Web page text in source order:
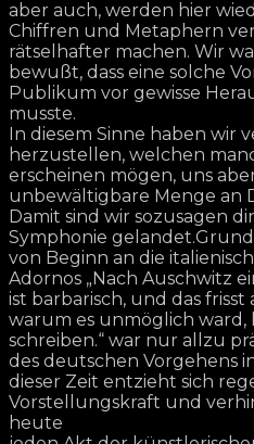
aber auch, werden hier
Chiffren und Metaphern
rätselhafter machen. Wir
bewußt, dass eine solche
Publikum vor gewisse
musste.
In diesem Sinne haben wir
herzustellen, welchen
erscheinen mögen, uns
unbewältigbare Menge an
Damit sind wir sozusagen
Symphonie
von Beginn an die
Adornos „Nach Auschwitz
ist barbarisch, und das
warum es unmöglich ward,
schreiben.“ war nur allzu
des deutschen Vorgehens
dieser Zeit entzieht sich
Vorstellungskraft und
heute